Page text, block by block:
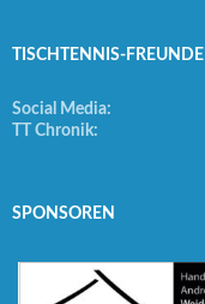
TISCHTENNIS-FREUNDE
Social Media:
TT Chronik:
SPONSOREN